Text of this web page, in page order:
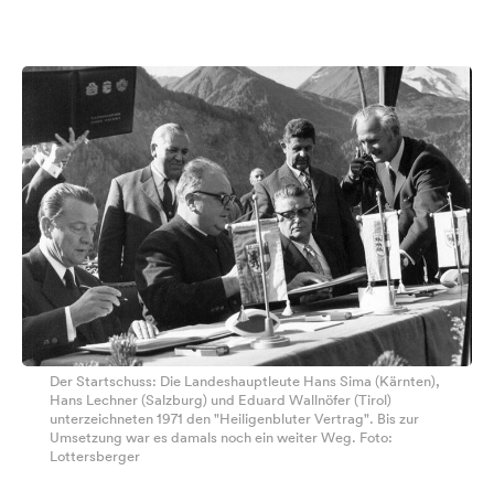
Der Startschuss: Die Landeshauptleute Hans Sima (Kärnten),
Hans Lechner (Salzburg) und Eduard Wallnöfer (Tirol)
unterzeichneten 1971 den "Heiligenbluter Vertrag". Bis zur
Umsetzung war es damals noch ein weiter Weg. Foto:
Lottersberger